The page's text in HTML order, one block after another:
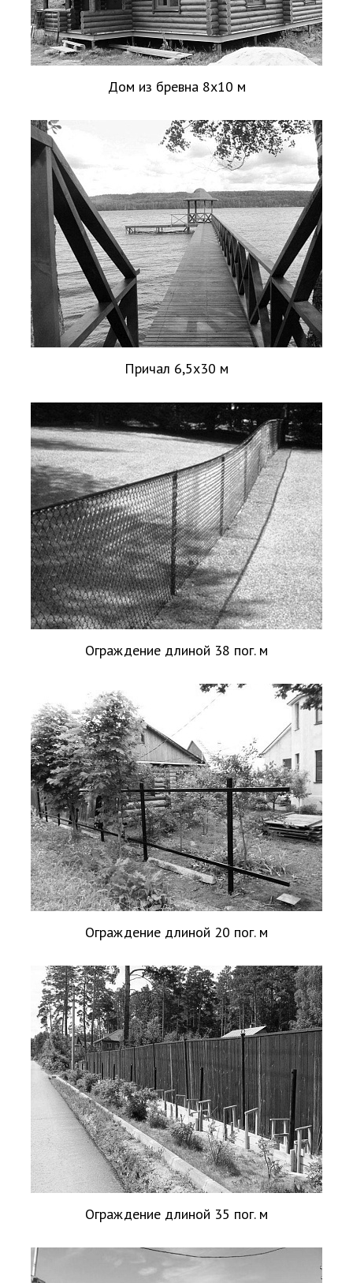
Дом из бревна 8х10 м
Причал 6,5х30 м
Ограждение длиной 38 пог. м
Ограждение длиной 20 пог. м
Ограждение длиной 35 пог. м